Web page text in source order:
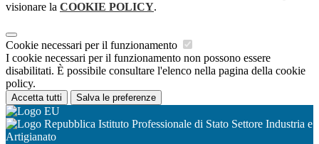
visionare la COOKIE POLICY.
Cookie necessari per il funzionamento
I cookie necessari per il funzionamento non possono essere
disabilitati. È possibile consultare l'elenco nella pagina della cookie
policy.
Accetta tutti Salva le preferenze
Istituto Professionale di Stato Settore Industria e
Artigianato